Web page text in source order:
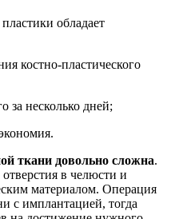
обладает
костно-пластического
за несколько дней;
ткани довольно сложна.
в челюсти и
материалом. Операция
с имплантацией, тогда